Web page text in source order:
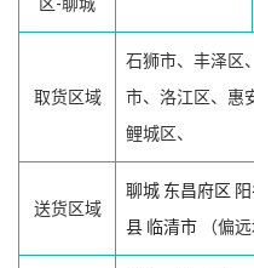
区-聊城
取货区域
石狮市、丰泽区
市、洛江区、惠
鲤城区、
送货区域
聊城 东昌府区
县 临清市 （偏